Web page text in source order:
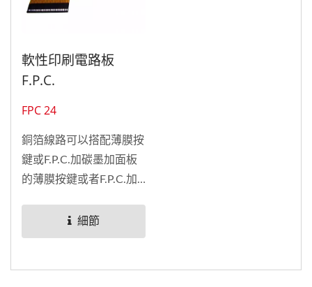
軟性印刷電路板
F.P.C.
FPC 24
銅箔線路可以搭配薄膜按
鍵或F.P.C.加碳墨加面板
的薄膜按鍵或者F.P.C.加
鍵。銅箔線路優點為輕薄
可繞式，有效節省空間之
細節